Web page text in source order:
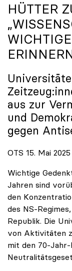
HÜTTER
aus zur
und
gegen
OTS 15. Mai 2025
Wichtige
Jahren sind
den
des NS-
Republik. Die
von Aktivitäten
mit den 70-